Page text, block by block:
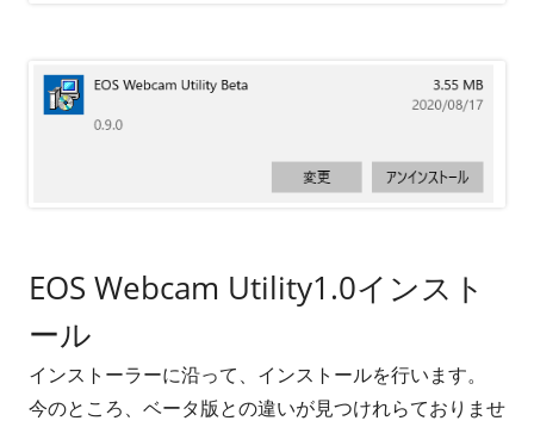
EOS Webcam Utility1.0インスト
ール
インストーラーに沿って、インストールを行います。
今のところ、ベータ版との違いが見つけれらておりませ